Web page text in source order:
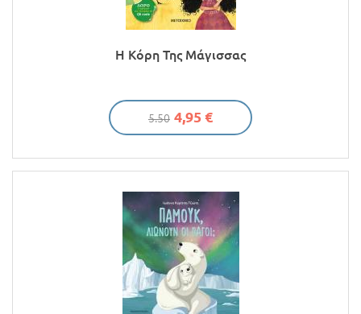
Η Κόρη Της Μάγισσας
5.50 4,95 €